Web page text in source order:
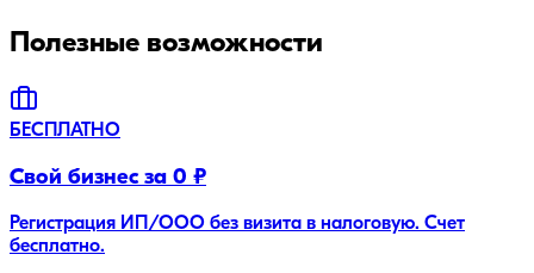
Полезные возможности
БЕСПЛАТНО
Свой бизнес за 0 ₽
Регистрация ИП/ООО без визита в налоговую. Счет
бесплатно.